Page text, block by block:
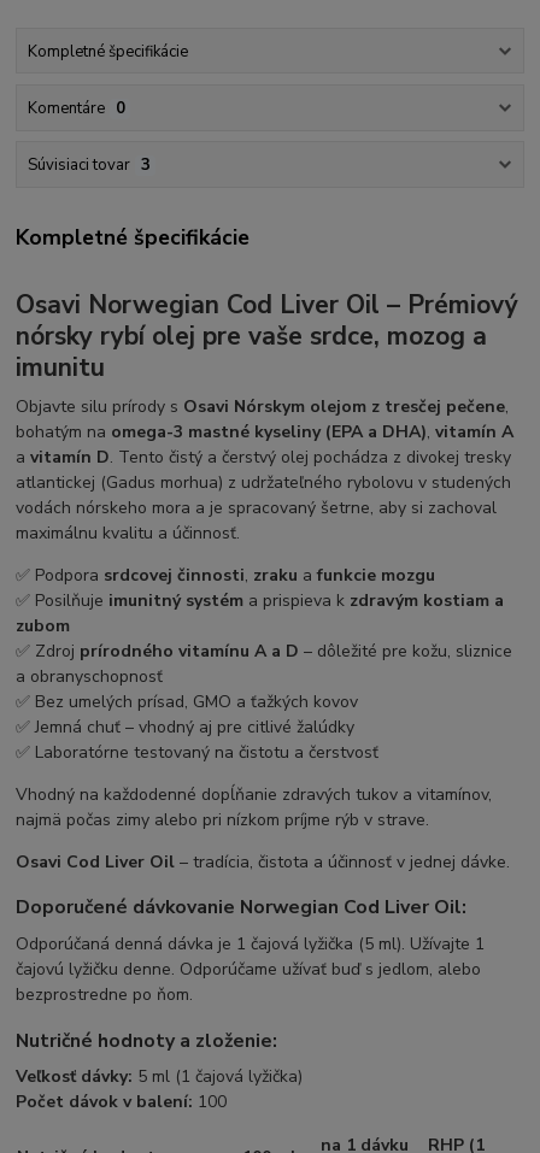
Kompletné špecifikácie
Komentáre 0
Súvisiaci tovar 3
Kompletné špecifikácie
Osavi Norwegian Cod Liver Oil – Prémiový
nórsky rybí olej pre vaše srdce, mozog a
imunitu
Objavte silu prírody s Osavi Nórskym olejom z tresčej pečene,
bohatým na omega-3 mastné kyseliny (EPA a DHA),vitamín A
avitamín D. Tento čistý a čerstvý olej pochádza z divokej tresky
atlantickej (Gadus morhua) z udržateľného rybolovu v studených
vodách nórskeho mora a je spracovaný šetrne, aby si zachoval
maximálnu kvalitu a účinnosť.
✅ Podpora srdcovej činnosti, zraku afunkcie mozgu
✅ Posilňuje imunitný systém a prispieva k zdravým kostiam a
zubom
✅ Zdroj prírodného vitamínu A a D – dôležité pre kožu, sliznice
a obranyschopnosť
✅ Bez umelých prísad, GMO a ťažkých kovov
✅ Jemná chuť – vhodný aj pre citlivé žalúdky
✅ Laboratórne testovaný na čistotu a čerstvosť
Vhodný na každodenné dopĺňanie zdravých tukov a vitamínov,
najmä počas zimy alebo pri nízkom príjme rýb v strave.
Osavi Cod Liver Oil – tradícia, čistota a účinnosť v jednej dávke.
Doporučené dávkovanie Norwegian Cod Liver Oil:
Odporúčaná denná dávka je 1 čajová lyžička (5 ml). Užívajte 1
čajovú lyžičku denne. Odporúčame užívať buď s jedlom, alebo
bezprostredne po ňom.
Nutričné hodnoty a zloženie:
Veľkosť dávky: 5 ml (1 čajová lyžička)
Počet dávok v balení: 100
na 1 dávku RHP (1